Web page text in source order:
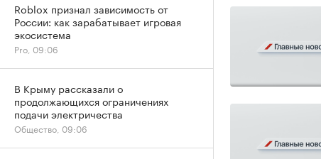
Roblox признал зависимость от
России: как зарабатывает игровая
экосистема
Pro, 09:06
В Крыму рассказали о
продолжающихся ограничениях
подачи электричества
Общество, 09:06